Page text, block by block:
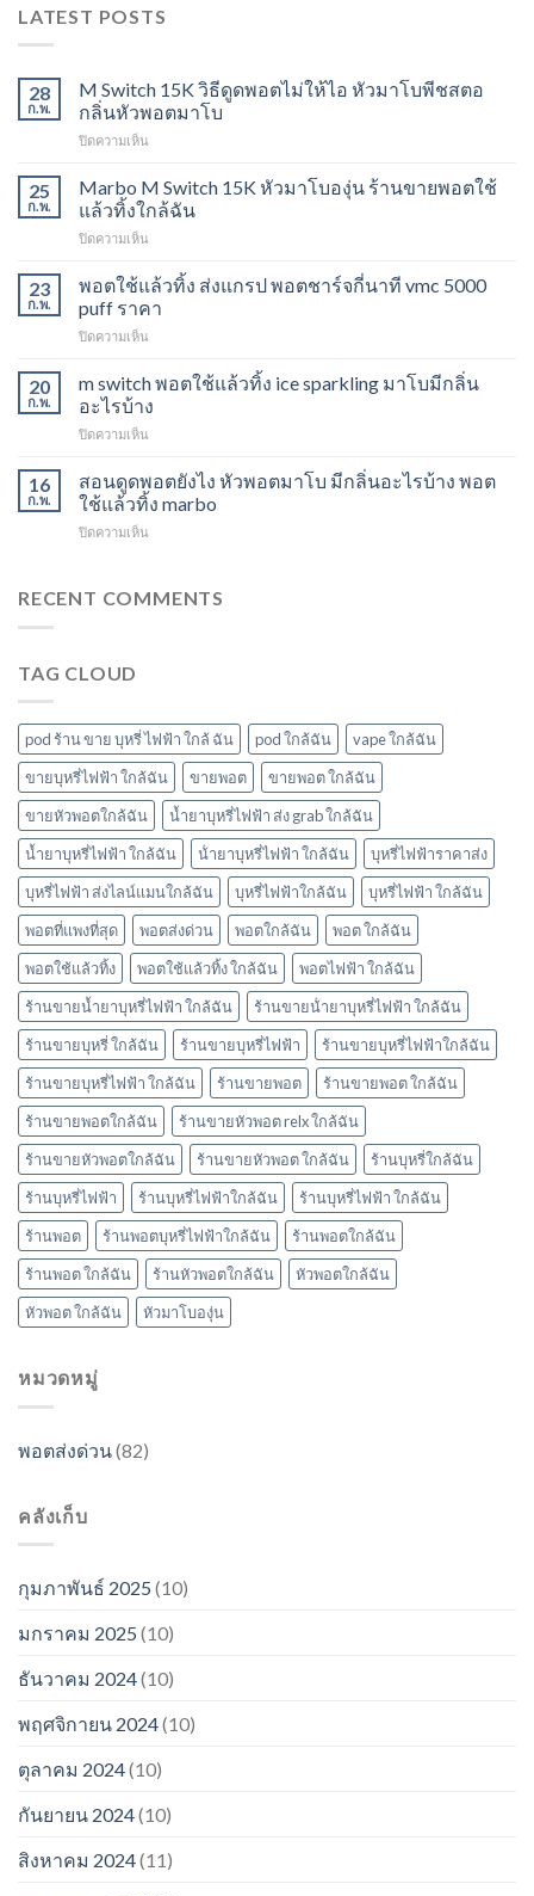
LATEST POSTS
28
ก.พ.
M Switch 15K วิธีดูดพอตไม่ให้ไอ หัวมาโบพีชสตอ
กลิ่นหัวพอตมาโบ
ปิดความเห็น
Switch
15K
วิธี
ดูด
ไม่
ให้
หัว
โบ
พีช
พอ
ตมา
25
ก.พ.
Marbo M Switch 15K หัวมาโบองุ่น ร้านขายพอตใช้
แล้วทิ้งใกล้ฉัน
ปิดความเห็น
M
15K
หัว
โบ
องุ่น
ขาย
ใช้
แล้ว
23
ก.พ.
พอตใช้แล้วทิ้ง ส่งแกรป พอตชาร์จกี่นาที vmc 5000
puff ราคา
ปิดความเห็น
ทิ้ง
ส่ง
พอต
ชาร์จ
นาที
puff
20
ก.พ.
m switch พอตใช้แล้วทิ้ง ice sparkling มาโบมีกลิ่น
อะไรบ้าง
ปิดความเห็น
switch
พอต
ใช้
แล้ว
sparkling
16
ก.พ.
สอนดูดพอตยังไง หัวพอตมาโบ มีกลิ่นอะไรบ้าง พอต
ใช้แล้วทิ้ง marbo
ปิดความเห็น
พอ
โบ
มี
กลิ่น
อะไร
พอต
ใช้
แล้ว
ทิ้ง
marbo
RECENT COMMENTS
TAG CLOUD
pod ร้าน ขาย บุหรี่ ไฟฟ้า ใกล้ ฉัน pod ใกล้ฉัน
vape ใกล้ฉัน
ขายบุหรี่ไฟฟ้า ใกล้ฉัน
ขายพอต
ขายพอต ใกล้ฉัน
ขายหัวพอตใกล้ฉัน
น้ำยาบุหรี่ไฟฟ้า ส่ง grab ใกล้ฉัน
น้ำยาบุหรี่ไฟฟ้า ใกล้ฉัน
น้ํายาบุหรี่ไฟฟ้า ใกล้ฉัน
บุหรี่ไฟฟ้าราคาส่ง
บุหรี่ไฟฟ้า ส่งไลน์แมนใกล้ฉัน
บุหรี่ไฟฟ้าใกล้ฉัน
บุหรี่ไฟฟ้า ใกล้ฉัน
พอตที่แพงที่สุด
พอตส่งด่วน พอตใกล้ฉัน
พอต ใกล้ฉัน
พอตใช้แล้วทิ้ง
พอตใช้แล้วทิ้ง ใกล้ฉัน
พอตไฟฟ้า ใกล้ฉัน
ร้านขายน้ำยาบุหรี่ไฟฟ้า ใกล้ฉัน
ร้านขายน้ํายาบุหรี่ไฟฟ้า ใกล้ฉัน
ร้านขายบุหรี่ ใกล้ฉัน
ร้านขายบุหรี่ไฟฟ้า
ร้านขายบุหรี่ไฟฟ้าใกล้ฉัน
ร้านขายบุหรี่ไฟฟ้า ใกล้ฉัน
ร้านขายพอต
ร้านขายพอต ใกล้ฉัน
ร้านขายพอตใกล้ฉัน
ร้านขายหัวพอต relx ใกล้ฉัน
ร้านขายหัวพอตใกล้ฉัน
ร้านขายหัวพอต ใกล้ฉัน
ร้านบุหรี่ใกล้ฉัน
ร้านบุหรี่ไฟฟ้า
ร้านบุหรี่ไฟฟ้าใกล้ฉัน
ร้านบุหรี่ไฟฟ้า ใกล้ฉัน
ร้านพอต
ร้านพอตบุหรี่ไฟฟ้าใกล้ฉัน
ร้านพอตใกล้ฉัน
ร้านพอต ใกล้ฉัน
ร้านหัวพอตใกล้ฉัน
หัวพอตใกล้ฉัน
หัวพอต ใกล้ฉัน
หัวมาโบองุ่น
หมวดหมู่
พอตส่งด่วน(82)
คลังเก็บ
กุมภาพันธ์ 2025 (10)
มกราคม 2025 (10)
ธันวาคม 2024(10)
พฤศจิกายน 2024(10)
ตุลาคม 2024(10)
กันยายน 2024(10)
สิงหาคม 2024(11)